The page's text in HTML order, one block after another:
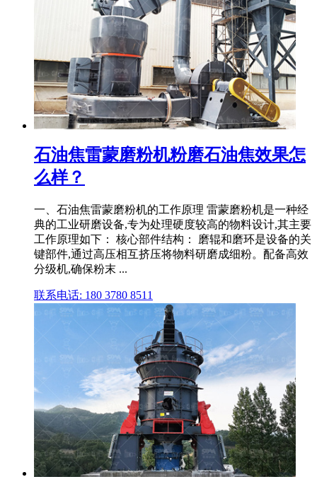
石油焦雷蒙磨粉机粉磨石油焦效果怎
么样？
一、石油焦雷蒙磨粉机的工作原理 雷蒙磨粉机是一种经
典的工业研磨设备,专为处理硬度较高的物料设计,其主要
工作原理如下： 核心部件结构： 磨辊和磨环是设备的关
键部件,通过高压相互挤压将物料研磨成细粉。配备高效
分级机,确保粉末 ...
联系电话: 180 3780 8511